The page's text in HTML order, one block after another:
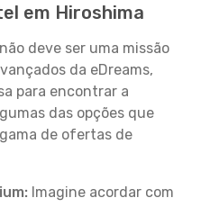
em Hiroshima
deve ser uma missão
da eDreams,
para encontrar a
das opções que
de ofertas de
Imagine acordar com